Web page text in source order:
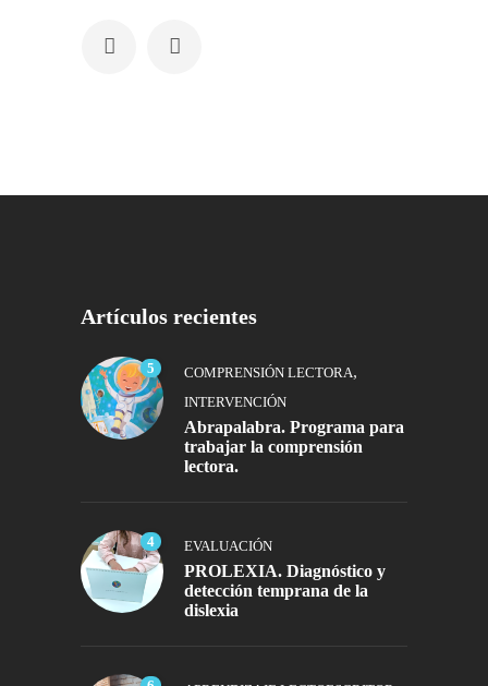
Artículos recientes
5 COMPRENSIÓN LECTORA,
INTERVENCIÓN
Abrapalabra. Programa para
trabajar la comprensión
lectora.
4 EVALUACIÓN
PROLEXIA. Diagnóstico y
detección temprana de la
dislexia